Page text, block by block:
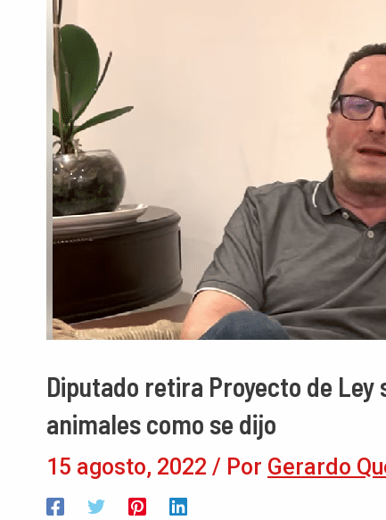
Diputado retira Proyecto de
animales como se dijo
15 agosto, 2022 / Por Gerardo